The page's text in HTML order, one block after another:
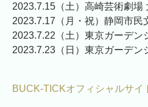
2023.7.15（土）高崎芸術劇場
2023.7.17（月・祝）静岡市民
2023.7.22（土）東京ガーデン
2023.7.23（日）東京ガーデン
BUCK-TICKオフィシャルサイ